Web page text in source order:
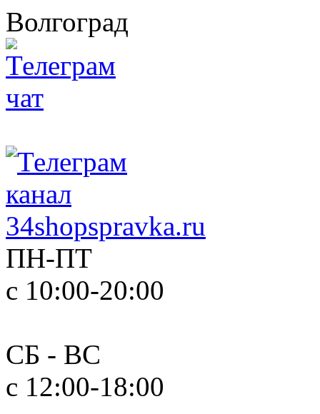
Волгоград
ПН-ПТ
с 10:00-20:00
СБ - ВС
с 12:00-18:00